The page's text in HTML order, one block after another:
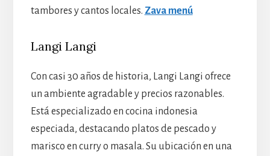
tambores y cantos locales. Zava menú
Langi Langi
Con casi 30 años de historia, Langi Langi ofrece
un ambiente agradable y precios razonables.
Está especializado en cocina indonesia
especiada, destacando platos de pescado y
marisco en curry o masala. Su ubicación en una